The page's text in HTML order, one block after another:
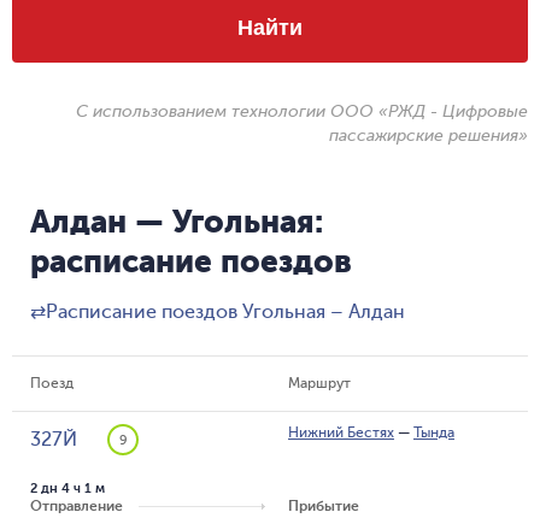
Найти
С использованием технологии ООО «РЖД - Цифровые
пассажирские решения»
Алдан — Угольная:
расписание поездов
⇄Расписание поездов Угольная – Алдан
Поезд Маршрут
327Й 9 Нижний Бестях — Тында
Отправление
2 дн 4 ч 1 м
Прибытие